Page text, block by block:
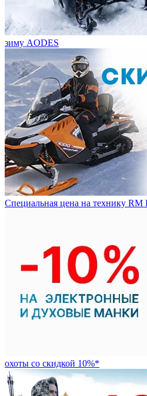
зиму AODES
Специальная цена на технику RM
охоты со скидкой 10%*